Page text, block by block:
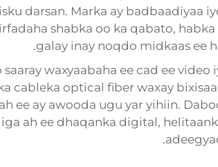
darsan. Marka ay badbaadiyaa
shabka oo ka qabato,
galay inay noqdo midkaas ee
saaray waxyaabaha ee cad ee
cableka optical fiber waxay
ee ay awooda ugu yar yihiin.
ah ee dhaqanka digital,